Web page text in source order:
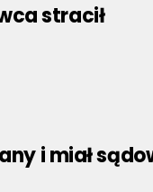
stracił
i miał